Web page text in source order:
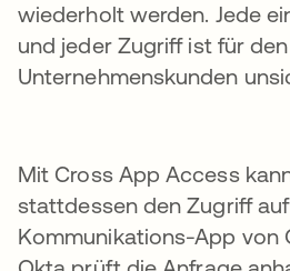
wiederholt werden. Jede
und jeder Zugriff ist für den
Unternehmenskunden
Mit Cross App Access
stattdessen den Zugriff
Kommunikations-App von